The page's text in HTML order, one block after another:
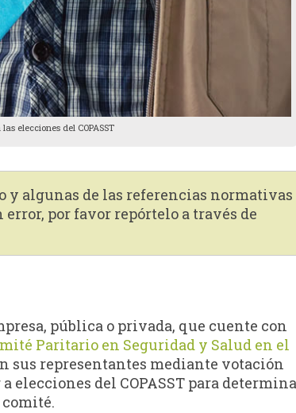
elecciones del COPASST
y algunas de las referencias normativas
por favor repórtelo a través de
pública o privada, que cuente con
Paritario en Seguridad y Salud en el
sus representantes mediante votación
elecciones del COPASST para
comité.